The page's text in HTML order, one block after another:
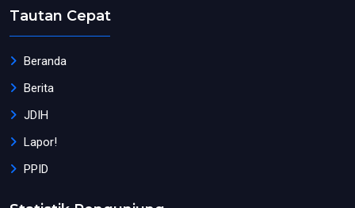
Tautan Cepat
Beranda
Berita
JDIH
Lapor!
PPID